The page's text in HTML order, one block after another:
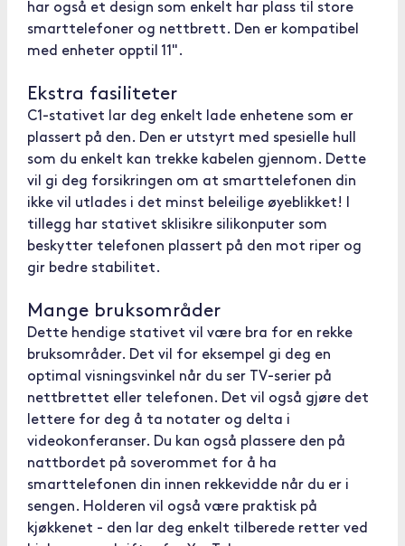
har også et design som enkelt har plass til store
smarttelefoner og nettbrett. Den er kompatibel
med enheter opptil 11".
Ekstra fasiliteter
C1-stativet lar deg enkelt lade enhetene som er
plassert på den. Den er utstyrt med spesielle hull
som du enkelt kan trekke kabelen gjennom. Dette
vil gi deg forsikringen om at smarttelefonen din
ikke vil utlades i det minst beleilige øyeblikket! I
tillegg har stativet sklisikre silikonputer som
beskytter telefonen plassert på den mot riper og
gir bedre stabilitet.
Mange bruksområder
Dette hendige stativet vil være bra for en rekke
bruksområder. Det vil for eksempel gi deg en
optimal visningsvinkel når du ser TV-serier på
nettbrettet eller telefonen. Det vil også gjøre det
lettere for deg å ta notater og delta i
videokonferanser. Du kan også plassere den på
nattbordet på soverommet for å ha
smarttelefonen din innen rekkevidde når du er i
sengen. Holderen vil også være praktisk på
kjøkkenet - den lar deg enkelt tilberede retter ved